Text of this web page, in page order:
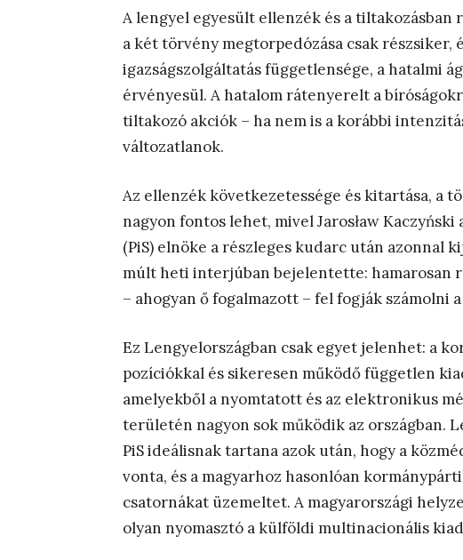
A lengyel egyesült ellenzék és a tiltakozásban
a két törvény megtorpedózása csak részsiker,
igazságszolgáltatás függetlensége, a hatalmi
érvényesül. A hatalom rátenyerelt a
tiltakozó akciók – ha nem is a korábbi
változatlanok.
Az ellenzék következetessége és kitartása, a
nagyon fontos lehet, mivel Jarosław Kaczyński
(PiS) elnöke a részleges kudarc után azonnal
múlt heti interjúban bejelentette: hamarosan
– ahogyan ő fogalmazott – fel fogják számolni
Ez Lengyelországban csak egyet jelenhet: a
pozíciókkal és sikeresen működő független
amelyekből a nyomtatott és az elektronikus
területén nagyon sok működik az országban.
PiS ideálisnak tartana azok után, hogy a
vonta, és a magyarhoz hasonlóan
csatornákat üzemeltet. A magyarországi
olyan nyomasztó a külföldi multinacionális